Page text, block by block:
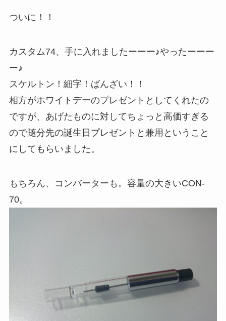
ついに！！
カスタム74、手に入れましたーーー♪やったーーー
ー♪
スケルトン！細字！ばんざい！！
相方がホワイトデーのプレゼントとしてくれたの
ですが、あげたものに対してちょっと高価すぎる
ので随分先の誕生日プレゼントと兼用ということ
にしてもらいました。
もちろん、コンバーターも。容量の大きいCON-
70。